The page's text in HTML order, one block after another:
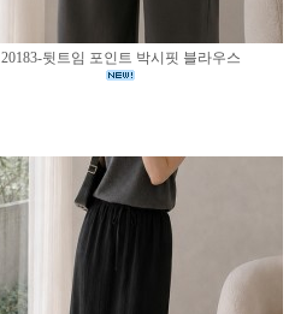
20183-뒷트임 포인트 박시핏 블라우스